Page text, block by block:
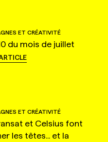
ET CRÉATIVITÉ
du mois de juillet
ET CRÉATIVITÉ
et Celsius font
les têtes... et la